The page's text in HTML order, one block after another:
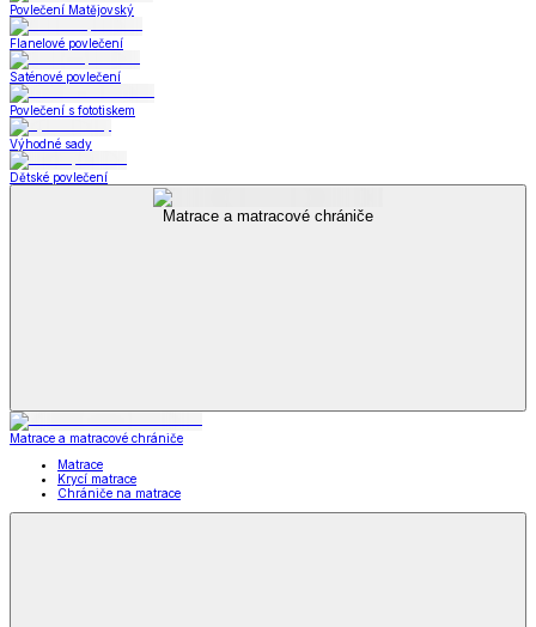
Povlečení Matějovský
Flanelové povlečení
Saténové povlečení
Povlečení s fototiskem
Výhodné sady
Dětské povlečení
Matrace a matracové chrániče
Matrace a matracové chrániče
Matrace
Krycí matrace
Chrániče na matrace